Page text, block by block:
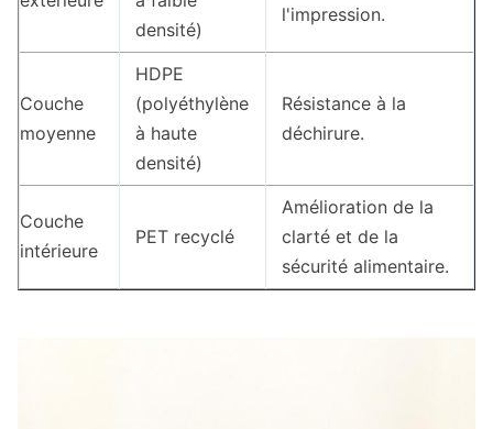
densité)
l'impression.
Couche
moyenne
HDPE
(polyéthylène
à haute
densité)
Résistance à la
déchirure.
Couche
intérieure
PET recyclé
Amélioration de la
clarté et de la
sécurité alimentaire.